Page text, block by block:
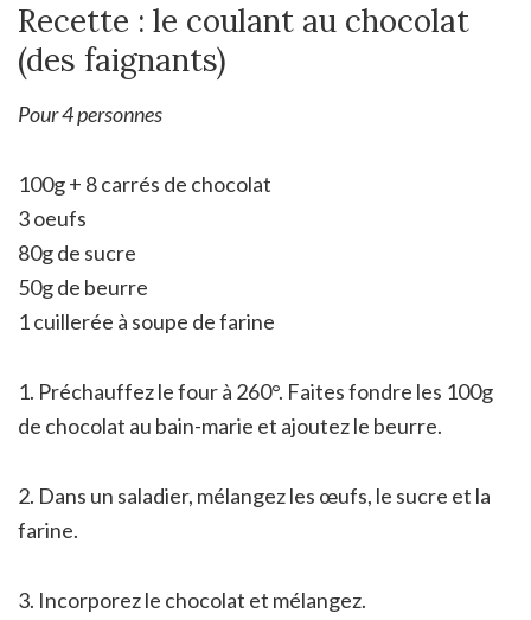
Recette : le coulant au chocolat
(des faignants)
Pour 4 personnes
100g + 8 carrés de chocolat
3 oeufs
80g de sucre
50g de beurre
1 cuillerée à soupe de farine
1. Préchauffez le four à 260°. Faites fondre les 100g
de chocolat au bain-marie et ajoutez le beurre.
2. Dans un saladier, mélangez les œufs, le sucre et la
farine.
3. Incorporez le chocolat et mélangez.